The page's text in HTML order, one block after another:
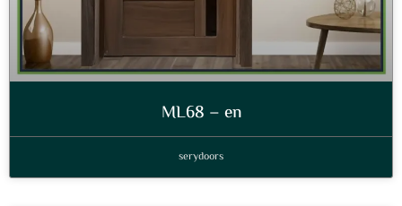
ML68 – en
serydoors